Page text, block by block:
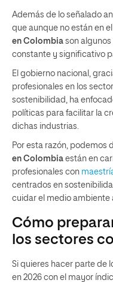
Además de lo señalado
que aunque no están en
en Colombia son
constante y significativo
El gobierno nacional,
profesionales en los
sostenibilidad, ha
políticas para facilitar la
dichas industrias.
Por esta razón, podemos
en Colombia están en
profesionales con
centrados en
cuidar el medio ambiente
Cómo
los sectores
Si quieres hacer parte de
en 2026 con el mayor